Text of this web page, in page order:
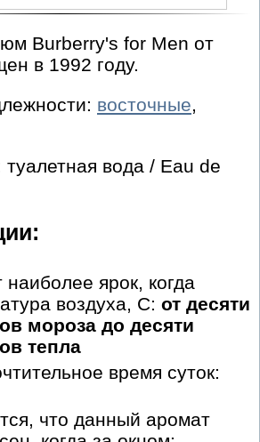
Burberry's for Men от
в 1992 году.
восточные,
вода / Eau de
ярок, когда
воздуха, С: от десяти
мороза до десяти
тепла
время суток:
что данный аромат